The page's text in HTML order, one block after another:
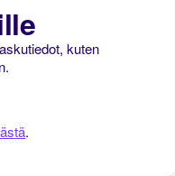
kuten
.